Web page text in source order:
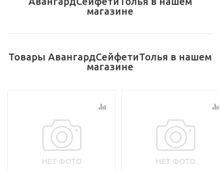
магазине
Товары АвангардСейфетиТолья в нашем
магазине